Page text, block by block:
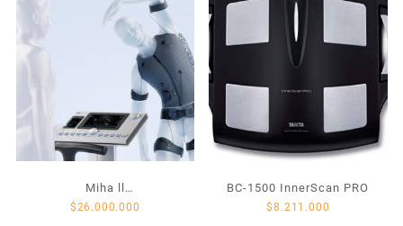
Miha ll
electroestimulación
$26.000.000
BC-1500 InnerScan PRO
$8.211.000